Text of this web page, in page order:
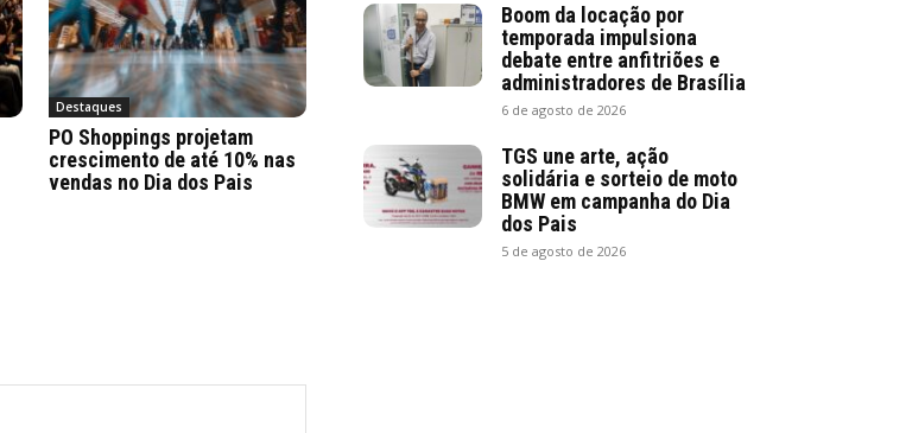
Destaques
PO Shoppings projetam
crescimento de até 10% nas
vendas no Dia dos Pais
Boom da locação por
temporada impulsiona
debate entre anfitriões e
administradores de Brasília
6 de agosto de 2026
TGS une arte, ação
solidária e sorteio de moto
BMW em campanha do Dia
dos Pais
5 de agosto de 2026